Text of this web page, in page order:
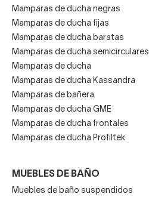
Mamparas de ducha negras
Mamparas de ducha fijas
Mamparas de ducha baratas
Mamparas de ducha semicirculares
Mamparas de ducha
Mamparas de ducha Kassandra
Mamparas de bañera
Mamparas de ducha GME
Mamparas de ducha frontales
Mamparas de ducha Profiltek
MUEBLES DE BAÑO
Muebles de baño suspendidos